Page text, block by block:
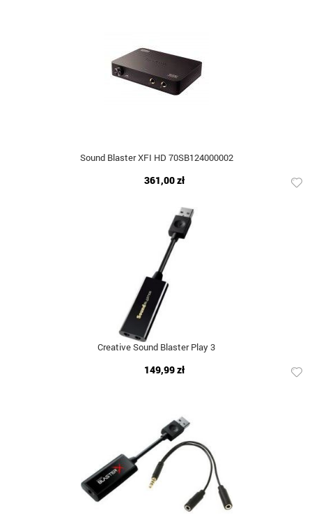
Sound Blaster XFI HD 70SB124000002
361,00 zł
Creative Sound Blaster Play 3
149,99 zł